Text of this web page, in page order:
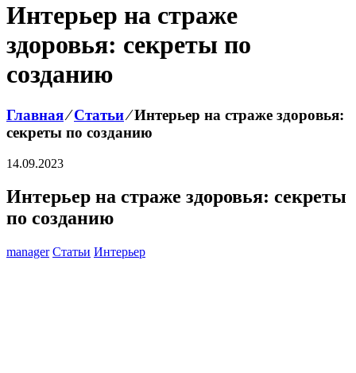
Интерьер на страже
здоровья: секреты по
созданию
Главная⁄Статьи⁄Интерьер на страже здоровья:
секреты по созданию
14.09.2023
Интерьер на страже здоровья: секреты
по созданию
manager Статьи Интерьер